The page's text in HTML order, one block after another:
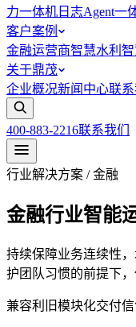
力一体机 日志Agent一
客户案例
金融运营商智慧水利
关于鼎茂
企业概况新闻中心联系
400-883-2216联系我们
行业解决方案 / 金融
金融行业智能
持续保障业务连续性
护团队习惯的前提下
兼容利旧模块化交付